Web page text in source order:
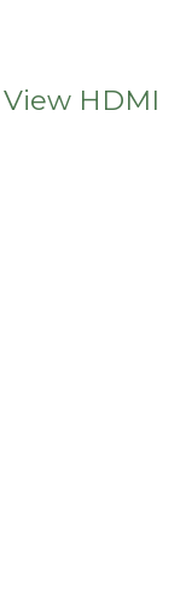
HDMI